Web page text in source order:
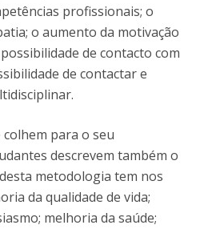
profissionais; o
o aumento da motivação
de contacto com
de contactar e
para o seu
descrevem também o
metodologia tem nos
da qualidade de vida;
melhoria da saúde;